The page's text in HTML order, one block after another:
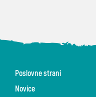
Poslovne strani
Novice